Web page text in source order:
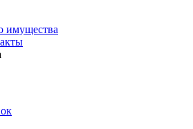
имущества